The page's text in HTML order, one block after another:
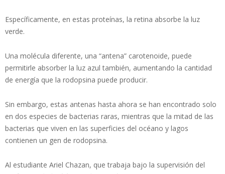
Específicamente, en estas proteínas, la retina absorbe la luz
verde.
Una molécula diferente, una “antena” carotenoide, puede
permitirle absorber la luz azul también, aumentando la cantidad
de energía que la rodopsina puede producir.
Sin embargo, estas antenas hasta ahora se han encontrado solo
en dos especies de bacterias raras, mientras que la mitad de las
bacterias que viven en las superficies del océano y lagos
contienen un gen de rodopsina.
Al estudiante Ariel Chazan, que trabaja bajo la supervisión del